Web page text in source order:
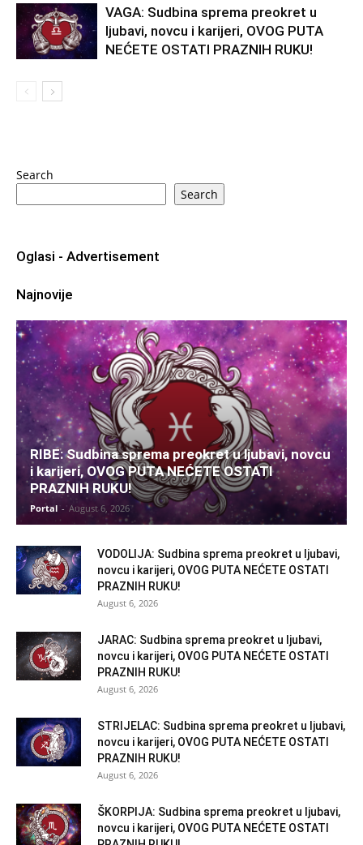
VAGA: Sudbina sprema preokret u
ljubavi, novcu i karijeri, OVOG PUTA
NEĆETE OSTATI PRAZNIH RUKU!
Search
Search
Oglasi - Advertisement
Najnovije
RIBE: Sudbina sprema preokret u ljubavi, novcu
i karijeri, OVOG PUTA NEĆETE OSTATI
PRAZNIH RUKU!
Portal - August 6, 2026
VODOLIJA: Sudbina sprema preokret u ljubavi,
novcu i karijeri, OVOG PUTA NEĆETE OSTATI
PRAZNIH RUKU!
August 6, 2026
JARAC: Sudbina sprema preokret u ljubavi,
novcu i karijeri, OVOG PUTA NEĆETE OSTATI
PRAZNIH RUKU!
August 6, 2026
STRIJELAC: Sudbina sprema preokret u ljubavi,
novcu i karijeri, OVOG PUTA NEĆETE OSTATI
PRAZNIH RUKU!
August 6, 2026
ŠKORPIJA: Sudbina sprema preokret u ljubavi,
novcu i karijeri, OVOG PUTA NEĆETE OSTATI